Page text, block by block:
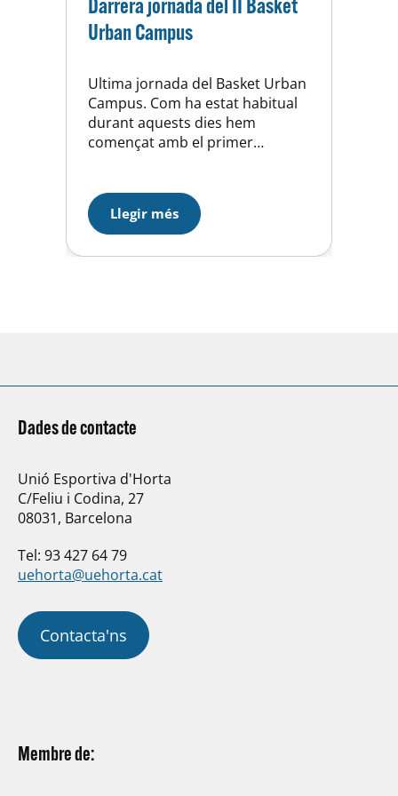
Urban Campus
Ultima jornada del Basket Urban
Campus. Com ha estat habitual
durant aquests dies hem
començat amb el primer
continuació l’esmorzar. Tot
seguit el grup premini i escola ha
jugat el concurs de triples del
qual ha estat guanyador l’Arnau
Llegir més
Dades de contacte
Unió Esportiva d'Horta
C/Feliu i Codina, 27
08031, Barcelona
Tel: 93 427 64 79
uehorta@uehorta.cat
Contacta'ns
Membre de: